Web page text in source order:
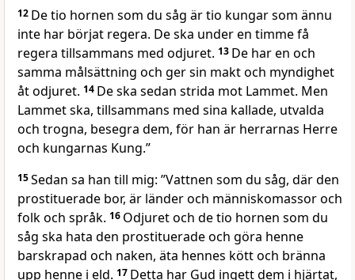
12 De tio hornen som du såg är tio kungar som ännu
inte har börjat regera. De ska under en timme få
regera tillsammans med odjuret. 13 De har en och
samma målsättning och ger sin makt och myndighet
åt odjuret. 14 De ska sedan strida mot Lammet. Men
Lammet ska, tillsammans med sina kallade, utvalda
och trogna, besegra dem, för han är herrarnas Herre
och kungarnas Kung.”
15Sedan sa han till mig: ”Vattnen som du såg, där den
prostituerade bor, är länder och människomassor och
folk och språk. 16 Odjuret och de tio hornen som du
såg ska hata den prostituerade och göra henne
barskrapad och naken, äta hennes kött och bränna
upp henne i eld. 17 Detta har Gud ingett dem i hjärtat,